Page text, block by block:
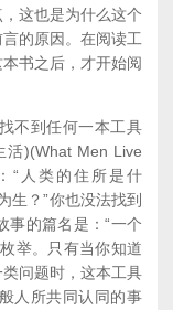
这也是为什么这个
的原因。在阅读工
书之后，才开始阅
不到任何一本工具
)(What Men Live
“人类的住所是什
生？”你也没法找到
事的篇名是：“一个
举。只有当你知道
问题时，这本工具
人所共同认同的事